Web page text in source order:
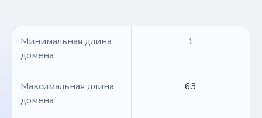
Минимальная длина
домена
1
Максимальная длина
домена
63